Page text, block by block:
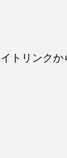
トリンクか